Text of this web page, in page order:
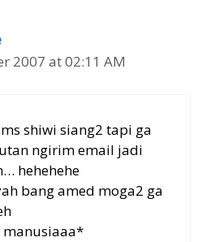
2007 at 02:11 AM
shiwi siang2 tapi ga
ngirim email jadi
hehehehe
bang amed moga2 ga